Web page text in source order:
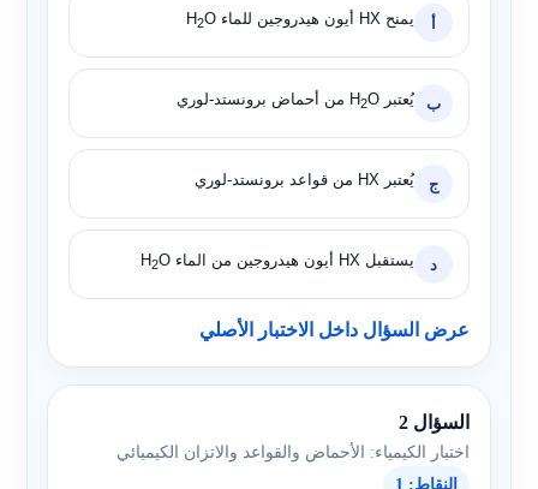
أ يمنح HX أيون هيدروجين للماء H2O
ب يُعتبر H2O من أحماض برونستد-لوري
ج يُعتبر HX من قواعد برونستد-لوري
د يستقبل HX أيون هيدروجين من الماء H2O
عرض السؤال داخل الاختبار الأصلي
السؤال 2
اختبار الكيمياء: الأحماض والقواعد والاتزان الكيميائي
النقاط: 1